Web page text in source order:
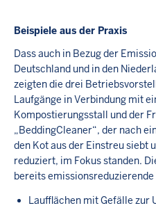
Beispiele aus der Praxis
Dass auch in Bezug der
Deutschland und in den
zeigten die drei
Laufgänge in Verbindung mit
Kompostierungsstall und der
„BeddingCleaner“, der nach
den Kot aus der Einstreu siebt
reduziert, im Fokus standen.
bereits
Laufflächen mit Gefälle zur